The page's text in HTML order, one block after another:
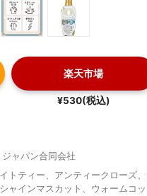
楽天市場
¥530(税込)
ジャパン合同会社
トティー、アンティークローズ
ャインマスカット、ウォームコ